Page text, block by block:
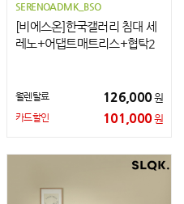
SERENOADMK_BSO
[비에스온]한국갤러리 침대 세
레노+어댑트매트리스+협탁2
월렌탈료 126,000원
카드할인 101,000원